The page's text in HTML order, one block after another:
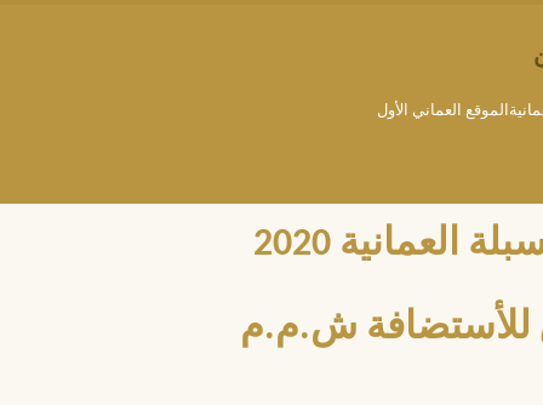
العماني الأول
2020
للأستضافة ش.م.م